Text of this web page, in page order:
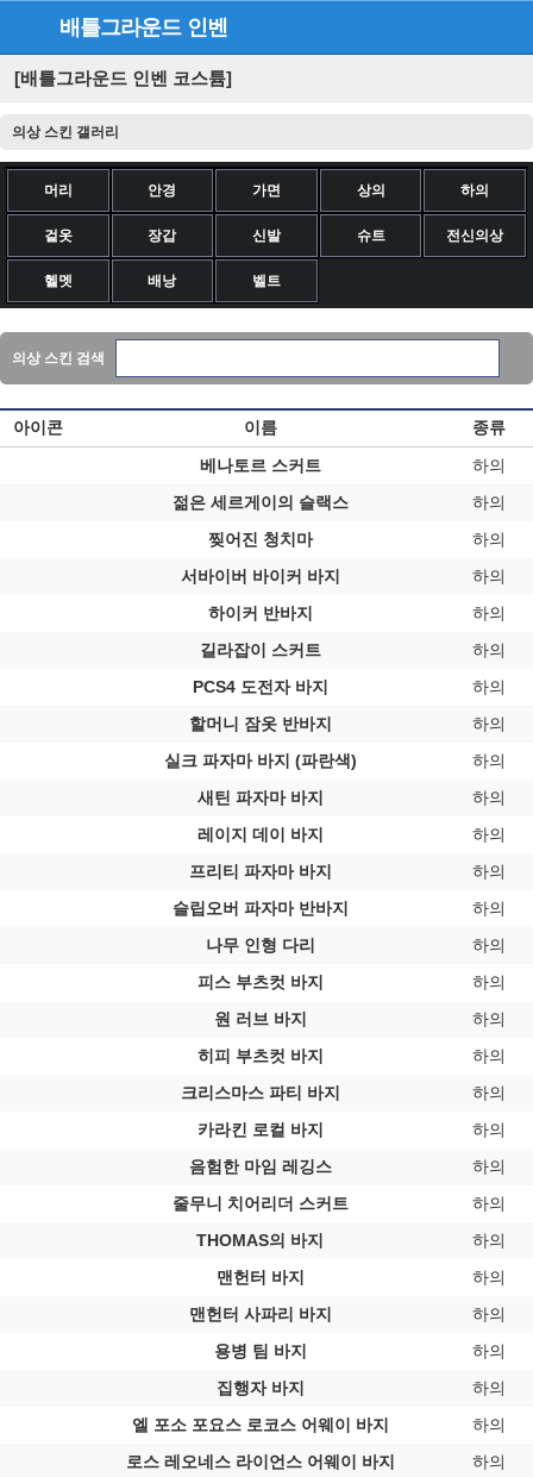
배틀그라운드 인벤
[배틀그라운드 인벤 코스튬]
의상 스킨 갤러리
머리 안경 가면 상의 하의
겉옷 장갑 신발 슈트 전신의상
헬멧 배낭 벨트
의상 스킨 검색
아이콘 이름
종류
베나토르 스커트
하의
젊은 세르게이의 슬랙스
하의
찢어진 청치마
하의
서바이버 바이커 바지
하의
하이커 반바지
하의
길라잡이 스커트
하의
PCS4 도전자 바지
하의
할머니 잠옷 반바지
하의
실크 파자마 바지 (파란색)
하의
새틴 파자마 바지
하의
레이지 데이 바지
하의
프리티 파자마 바지
하의
슬립오버 파자마 반바지
하의
나무 인형 다리
하의
피스 부츠컷 바지
하의
원 러브 바지
하의
히피 부츠컷 바지
하의
크리스마스 파티 바지
하의
카라킨 로컬 바지
하의
음험한 마임 레깅스
하의
줄무니 치어리더 스커트
하의
THOMAS의 바지
하의
맨헌터 바지
하의
맨헌터 사파리 바지
하의
용병 팀 바지
하의
집행자 바지
하의
엘 포소 포요스 로코스 어웨이 바지
하의
로스 레오네스 라이언스 어웨이 바지
하의